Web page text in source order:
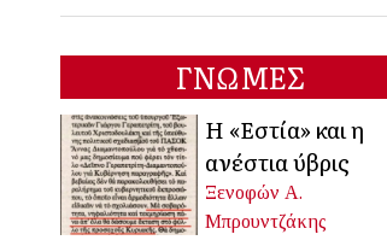
ΓΝΩΜΕΣ
Η «Εστία» και η
ανέστια ύβρις
Ξενοφών Α.
Μπρουντζάκης